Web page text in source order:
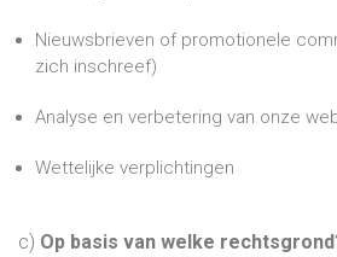
Nieuwsbrieven of promotionele
zich inschreef)
Analyse en verbetering van onze
Wettelijke verplichtingen
c) Op basis van welke